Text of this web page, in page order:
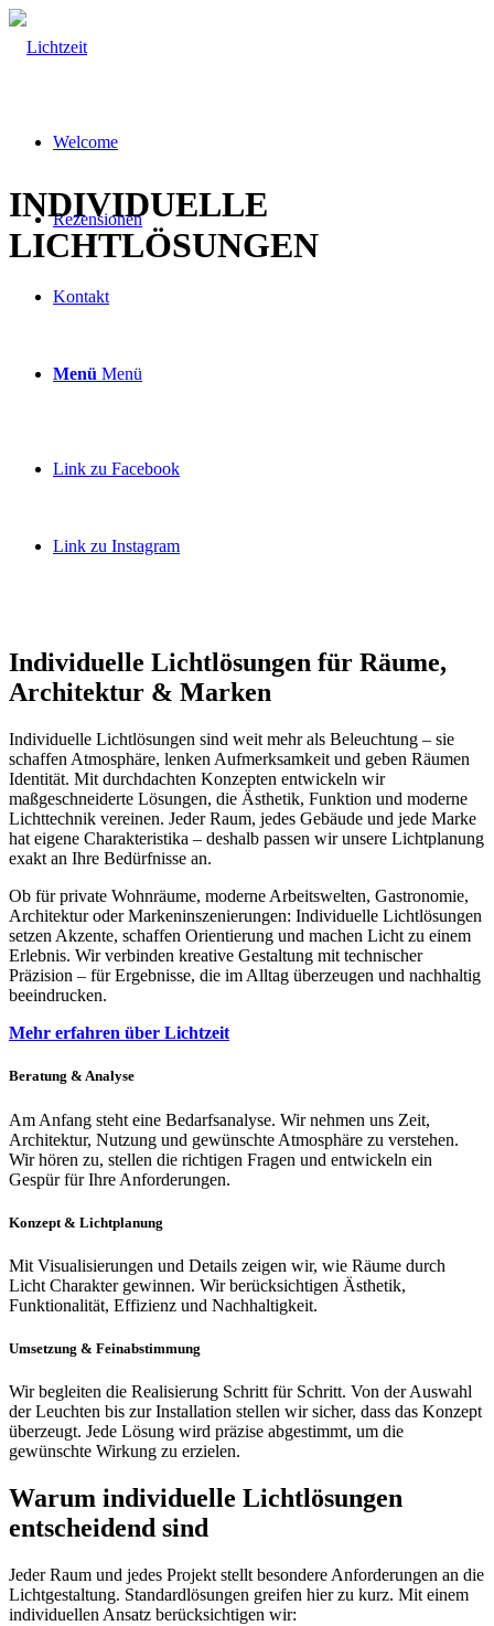
Welcome
Rezensionen
Kontakt
Menü Menü
Link zu Facebook
Link zu Instagram
INDIVIDUELLE
LICHTLÖSUNGEN
Individuelle Lichtlösungen für Räume,
Architektur & Marken
Individuelle Lichtlösungen sind weit mehr als Beleuchtung – sie
schaffen Atmosphäre, lenken Aufmerksamkeit und geben Räumen
Identität. Mit durchdachten Konzepten entwickeln wir
maßgeschneiderte Lösungen, die Ästhetik, Funktion und moderne
Lichttechnik vereinen. Jeder Raum, jedes Gebäude und jede Marke
hat eigene Charakteristika – deshalb passen wir unsere Lichtplanung
exakt an Ihre Bedürfnisse an.
Ob für private Wohnräume, moderne Arbeitswelten, Gastronomie,
Architektur oder Markeninszenierungen: Individuelle Lichtlösungen
setzen Akzente, schaffen Orientierung und machen Licht zu einem
Erlebnis. Wir verbinden kreative Gestaltung mit technischer
Präzision – für Ergebnisse, die im Alltag überzeugen und nachhaltig
beeindrucken.
Mehr erfahren über Lichtzeit
Beratung & Analyse
Am Anfang steht eine Bedarfsanalyse. Wir nehmen uns Zeit,
Architektur, Nutzung und gewünschte Atmosphäre zu verstehen.
Wir hören zu, stellen die richtigen Fragen und entwickeln ein
Gespür für Ihre Anforderungen.
Konzept & Lichtplanung
Mit Visualisierungen und Details zeigen wir, wie Räume durch
Licht Charakter gewinnen. Wir berücksichtigen Ästhetik,
Funktionalität, Effizienz und Nachhaltigkeit.
Umsetzung & Feinabstimmung
Wir begleiten die Realisierung Schritt für Schritt. Von der Auswahl
der Leuchten bis zur Installation stellen wir sicher, dass das Konzept
überzeugt. Jede Lösung wird präzise abgestimmt, um die
gewünschte Wirkung zu erzielen.
Warum individuelle Lichtlösungen
entscheidend sind
Jeder Raum und jedes Projekt stellt besondere Anforderungen an die
Lichtgestaltung. Standardlösungen greifen hier zu kurz. Mit einem
individuellen Ansatz berücksichtigen wir: